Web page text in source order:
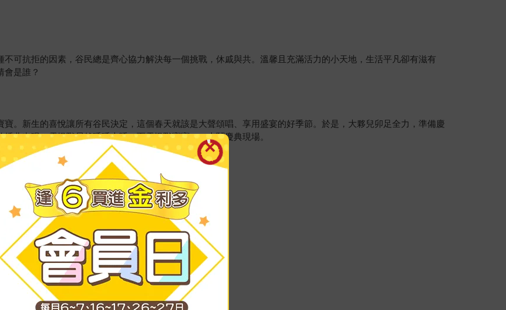
可抗拒的因素，谷民總是齊心協力解決每一個挑戰，休戚與共。溫馨且充滿活力的小天地，生活平凡卻有滋有
會是誰？
寶。新生的喜悅讓所有谷民決定，這個春天就該是大聲頌唱、享用盛宴的好季節。於是，大夥兒卯足全力，準備慶
曲出現：雲怪獸居然呼呼大睡，而雲怪獸寶寶——大鬧慶典現場。
以及對大自然的崇敬等生命教育議題。
釋手。
情。